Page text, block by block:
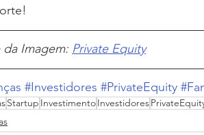
da Imagem: Private Equity
#Investidores #PrivateEquity
Startup InvestimentoInvestidores